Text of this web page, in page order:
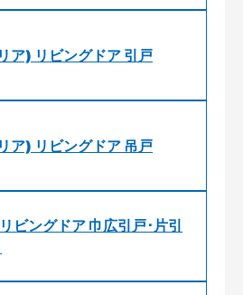
ア) リビングドア 引戸
ア) リビングドア 吊戸
ビングドア 巾広引戸･片引